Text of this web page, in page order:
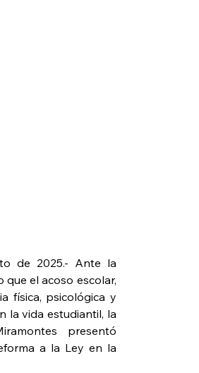
de 2025.- Ante la
que el acoso escolar,
física, psicológica y
la vida estudiantil, la
presentó
a la Ley en la